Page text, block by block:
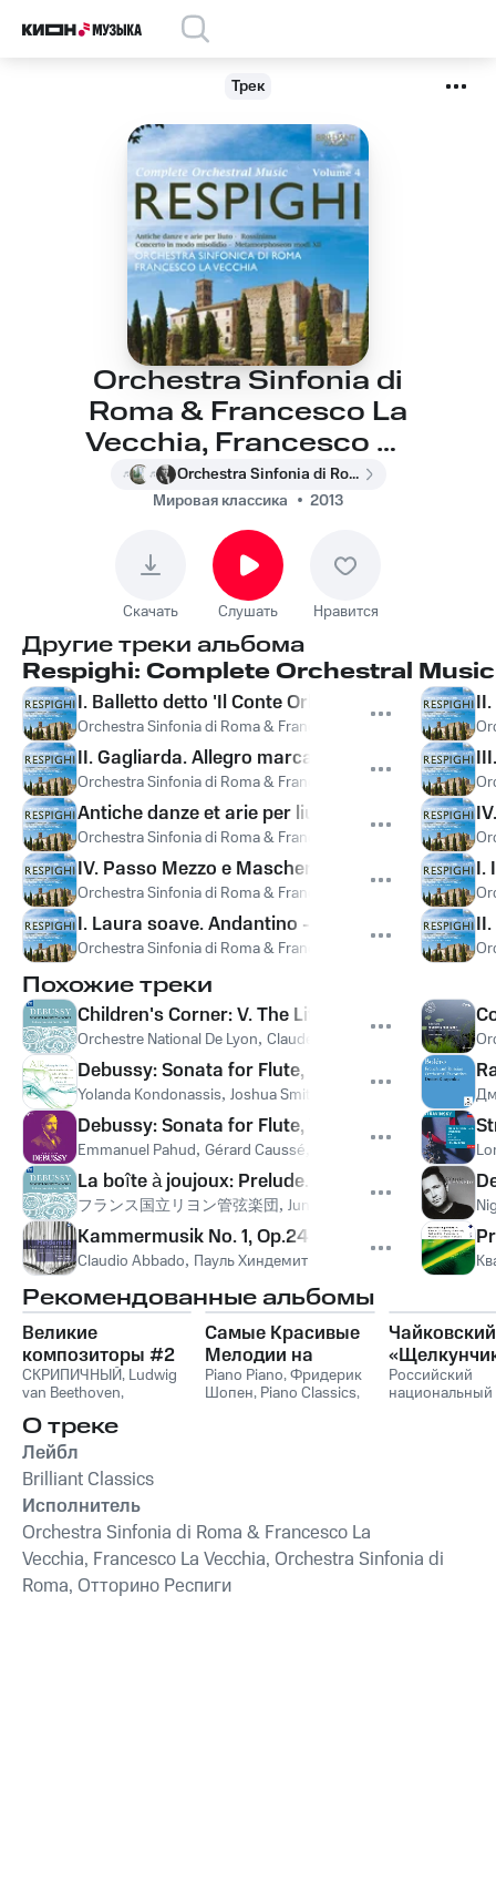
Трек
Orchestra Sinfonia di
Roma & Francesco La
Vecchia, Francesco La
Vecchia, Orchestra
Sinfonia di
Roma, Отторино
Респиги - Antiche
danze et arie per liuto,
Suite No. 1
Orchestra Sinfonia di Roma & Francesco La Vecchia, Francesco La Vecchia, Orchestra Sinfonia di Roma, Отторино Респиги
Мировая классика
2013
Скачать Слушать Нравится
Другие треки альбома
Respighi: Complete Orchestral
I. Balletto detto 'Il Conte Orlando'. Allegretto
Orchestra Sinfonia di Roma & Francesco La Vecchia ,
II. Gagliarda. Allegro marcato - Andantino
Orchestra Sinfonia di Roma & Francesco La Vecchia ,
Antiche danze et arie per liuto, Suite No. 1
Orchestra Sinfonia di Roma & Francesco La Vecchia ,
IV. Passo Mezzo e Mascherada. Allegro vivo -
Orchestra Sinfonia di Roma & Francesco La Vecchia ,
I. Laura soave. Andantino - Allegro marcato -
Orchestra Sinfonia di Roma & Francesco La Vecchia ,
I.
Похожие треки
Children's Corner: V. The Little Shepherd (Arr.
Orchestre National De Lyon, Claude Debussy
Debussy: Sonata for Flute, Harp & Viola, L. 137 -
Yolanda Kondonassis, Joshua Smith Cynthia Phelps Claude
Debussy: Sonata for Flute, Viola and Harp, CD
Emmanuel Pahud, Gérard Caussé Marie-Pierre Langlamet,
La boîte à joujoux: Prelude. Le sommeil de la
フランス国立リヨン管弦楽団, Jun Markl Claude Debussy
Kammermusik No. 1, Op.24 No.1: III. Quartett.
Claudio Abbado, Пауль Хиндемит
Рекомендованные альбомы
Великие
композиторы #2
СКРИПИЧНЫЙ, Ludwig
van Beethoven,
Франц Шуберт
String Orchestra
Антонио Вивальди
Самые Красивые
Мелодии на
Пианино
Piano Piano,Фридерик
Шопен, Piano Classics,
Чайковский
Российский
национальный
О треке
Лейбл
Brilliant Classics
Исполнитель
Orchestra Sinfonia di Roma & Francesco La
Vecchia, Francesco La Vecchia, Orchestra Sinfonia di
Roma, Отторино Респиги